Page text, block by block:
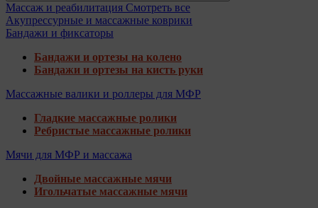
Массаж и реабилитация Смотреть все
Акупрессурные и массажные коврики
Бандажи и фиксаторы
Бандажи и ортезы на колено
Бандажи и ортезы на кисть руки
Массажные валики и роллеры для МФР
Гладкие массажные ролики
Ребристые массажные ролики
Мячи для МФР и массажа
Двойные массажные мячи
Игольчатые массажные мячи